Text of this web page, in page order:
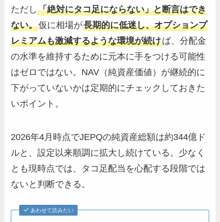
ただし「絶対にタコ足にならない」と断言はでき
ない。仮に相場が長期的に低迷し、オプションプ
レミアムも激減するような環境が続けば、分配金
の水準を維持するために元本に手をつける可能性
はゼロではない。NAV（純資産価値）が継続的に
下がっていないかは定期的にチェックしておきた
いポイント。
2026年4月時点でJEPQの純資産総額は約344億ド
ルと、設定以来順調に拡大し続けている。少なく
とも現時点では、タコ足配当を心配する段階では
ないと判断できる。
あわせて読みたい